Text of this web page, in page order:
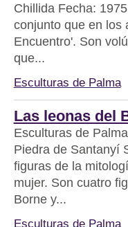
Chillida Fecha:
conjunto que en los
Encuentro'. Son
que...
Esculturas de Palma
Las leonas del
Esculturas de
Piedra de Santanyí
figuras de la
mujer. Son cuatro
Borne y...
Esculturas de Palma